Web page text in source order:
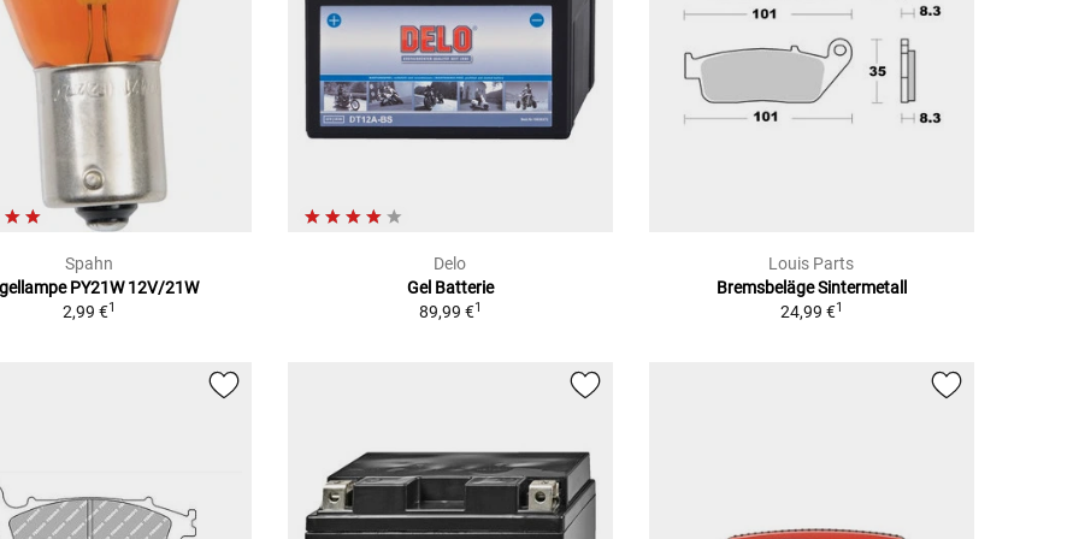
Spahn
PY21W 12V/21W
2,99 €1
Delo
Gel Batterie
89,99 €1
Louis Parts
Bremsbeläge Sintermetall
24,99 €1